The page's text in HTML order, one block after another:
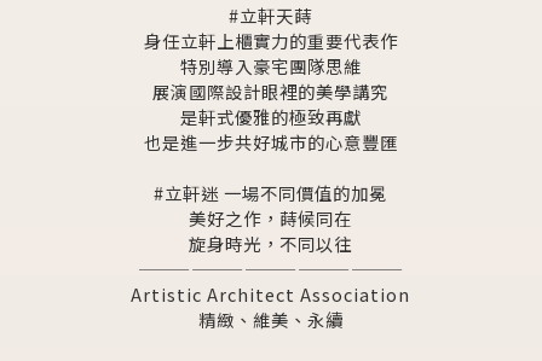
#立軒天蒔
身任立軒上櫃實力的重要代表作
特別導入豪宅團隊思維
展演國際設計眼裡的美學講究
是軒式優雅的極致再獻
也是進一步共好城市的心意豐匯
#立軒迷 一場不同價值的加冕
美好之作，蒔候同在
旋身時光，不同以往
———————————————
Artistic Architect Association
精緻、維美、永續